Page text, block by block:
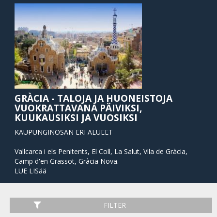
GRÀCIA - TALOJA JA HUONEISTOJA
VUOKRATTAVANA PÄIVIKSI,
KUUKAUSIKSI JA VUOSIKSI
KAUPUNGINOSAN ERI ALUEET
Vallcarca i els Penitents, El Coll, La Salut, Vila de Gràcia,
Camp d'en Grassot, Gràcia Nova.
asuttama kylä, liitettiin Barcelonaan vuonna 1897 sen
asukkaiden vastusteluista huolimatta. Tästä huolimatta
LUE LISää
FILTER